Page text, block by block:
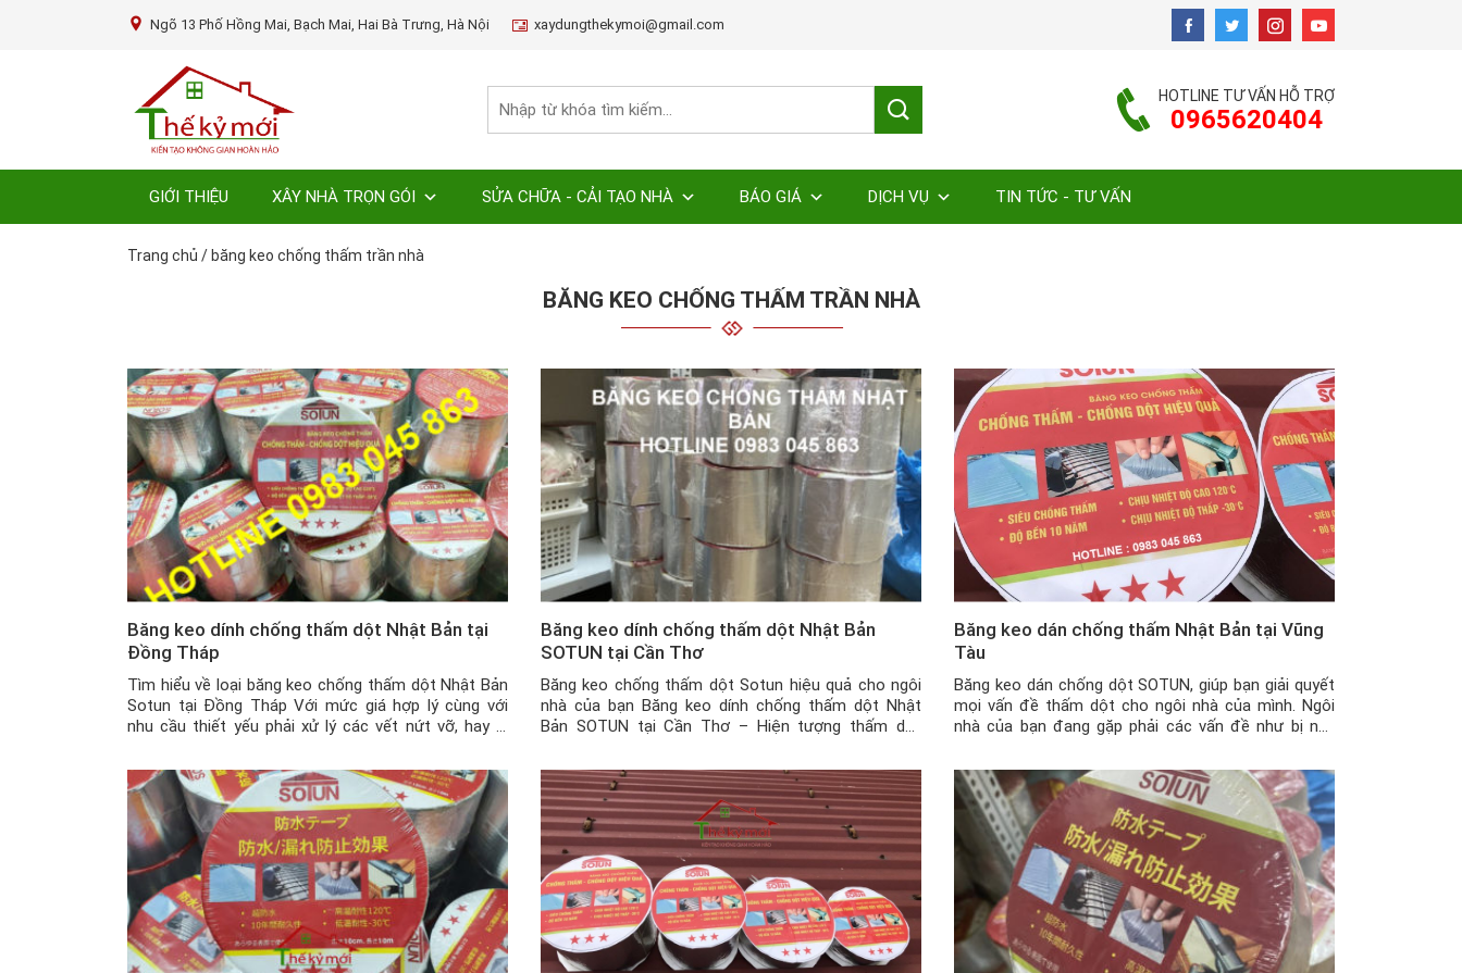
Ngõ 13 Phố Hồng Mai, Bạch Mai, Hai Bà Trưng, Hà Nội xaydungthekymoi@gmail.com
HOTLINE TƯ VẤN HỖ TRỢ
0965620404
GIỚI THIỆU XÂY NHÀ TRỌN GÓI SỬA CHỮA - CẢI TẠO NHÀ BÁO GIÁ DỊCH VỤ TIN TỨC - TƯ VẤN
Trang chủ / băng keo chống thấm trần nhà
BĂNG KEO CHỐNG THẤM TRẦN NHÀ
Băng keo dính chống thấm dột Nhật Bản tại
Đồng Tháp
Tìm hiểu về loại băng keo chống thấm dột Nhật Bản
Sotun tại Đồng Tháp Với mức giá hợp lý cùng với
nhu cầu thiết yếu phải xử lý các vết nứt vỡ, hay bị
công trình vào mùa mưa bão, thì băng […]
Băng keo dính chống thấm dột Nhật Bản
SOTUN tại Cần Thơ
Băng keo chống thấm dột Sotun hiệu quả cho ngôi
nhà của bạn Băng keo dính chống thấm dột Nhật
Bản SOTUN tại Cần Thơ – Hiện tượng thấm dột
nói chung và tại Cần Thơ nói riêng. Để xử lý được
tình […]
Băng keo dán chống thấm Nhật Bản tại Vũng
Tàu
Băng keo dán chống dột SOTUN, giúp bạn giải quyết
mọi vấn đề thấm dột cho ngôi nhà của mình. Ngôi
nhà của bạn đang gặp phải các vấn đề như bị nứt
hay khe hở giữa tường nhà và mái tôn khiến nhà […]